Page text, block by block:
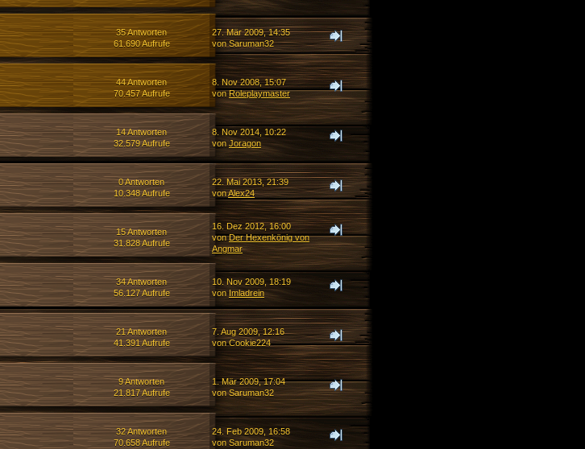
35 Antworten
61.690 Aufrufe
27. Mär 2009, 14:35
von Saruman32
44 Antworten
70.457 Aufrufe
8. Nov 2008, 15:07
vonRoleplaymaster
14 Antworten
32.579 Aufrufe
8. Nov 2014, 10:22
von Joragon
0 Antworten
10.348 Aufrufe
22. Mai 2013, 21:39
vonAlex24
15 Antworten
31.828 Aufrufe
16. Dez 2012, 16:00
vonDer Hexenkönig von
Angmar
34 Antworten
56.127 Aufrufe
10. Nov 2009, 18:19
vonImladrein
21 Antworten
41.391 Aufrufe
7. Aug 2009, 12:16
von Cookie224
9 Antworten
21.817 Aufrufe
1. Mär 2009, 17:04
von Saruman32
32 Antworten
70.658 Aufrufe
24. Feb 2009, 16:58
von Saruman32